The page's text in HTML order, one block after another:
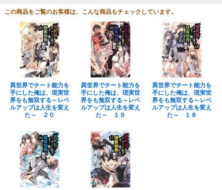
この商品をご覧のお客様は、こんな商品もチェックしています。
異世界でチート能力を
手にした俺は、現実世
界をも無双する～レベ
ルアップは人生を変え
た～ ２０
異世界でチート能力を
手にした俺は、現実世
界をも無双する～レベ
ルアップは人生を変え
た～ １９
異世界でチート能力を
手にした俺は、現実世
界をも無双する～レベ
ルアップは人生を変え
た～ １８